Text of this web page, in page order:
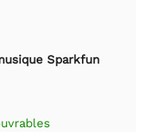
Sparkfun